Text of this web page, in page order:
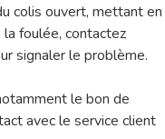
colis ouvert, mettant en
foulée, contactez
signaler le problème.
le bon de
avec le service client